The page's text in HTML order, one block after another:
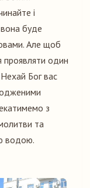
і
буде
Але щоб
проявляти один
Бог вас
з
та
водою.